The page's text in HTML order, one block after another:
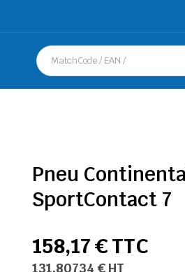
Pneu
SportContact 7
158,17 € TTC
131.80734 € HT